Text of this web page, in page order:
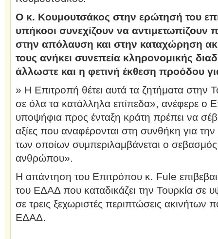
Ο κ. Κουμουτσάκος στην ερώτησή του
υπήκοοι συνεχίζουν να
στην απόλαυση και στην καταχώρηση
τους ανήκει συνεπεία κληρονομικής
άλλωστε και η φετινή έκθεση προόδου
» Η Επιτροπή θέτει αυτά τα ζητήματα στην
σε όλα τα κατάλληλα επίπεδα», ανέφερε ο
υποψήφια προς ένταξη κράτη πρέπει να
αξίες που αναφέρονται στη συνθήκη για
των οποίων συμπεριλαμβάνεται ο
ανθρώπου».
Η απάντηση του Επιτρόπου κ. Fule
του ΕΔΑΔ που καταδικάζει την Τουρκία σε
σε τρεις ξεχωριστές περιπτώσεις ακινήτων
ΕΔΑΔ.